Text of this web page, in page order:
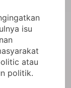
isu
atau
politik.